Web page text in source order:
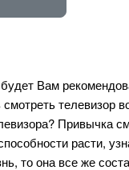
будет Вам
телевизор
Привычка
расти,
то она все же